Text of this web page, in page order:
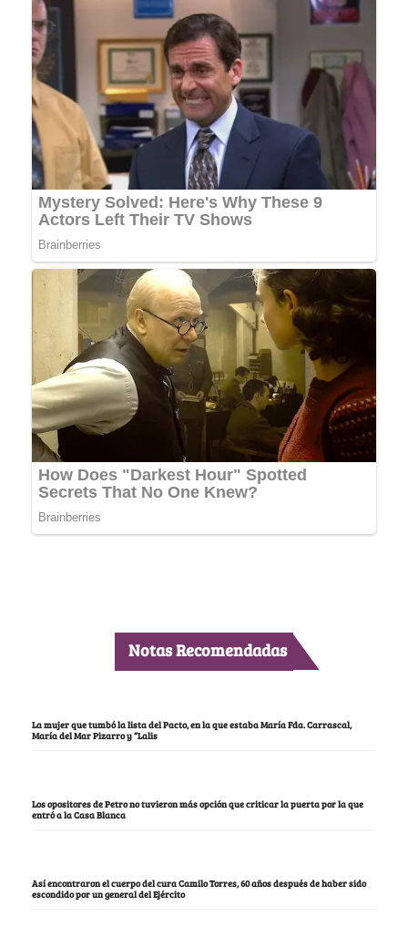
Notas Recomendadas
La mujer que tumbó la lista del Pacto, en la que estaba María Fda. Carrascal,
María del Mar Pizarro y “Lalis
Los opositores de Petro no tuvieron más opción que criticar la puerta por la que
entró a la Casa Blanca
Así encontraron el cuerpo del cura Camilo Torres, 60 años después de haber sido
escondido por un general del Ejército